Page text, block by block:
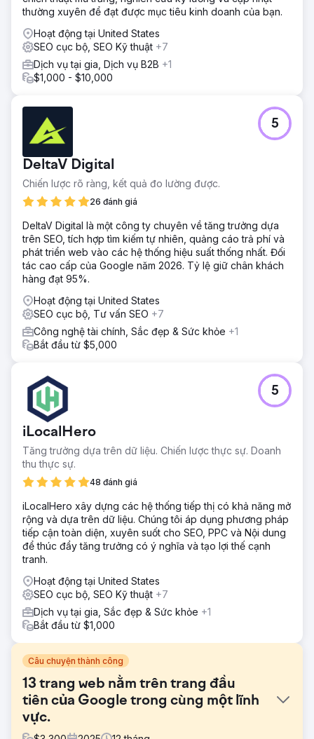
thường xuyên để đạt được mục tiêu kinh doanh của bạn.
Hoạt động tại United States
SEO cục bộ, SEO Kỹ thuật +7
Dịch vụ tại gia, Dịch vụ B2B +1
$1,000 - $10,000
DeltaV Digital
Chiến lược rõ ràng, kết quả đo lường được.
26 đánh giá
5
DeltaV Digital là một công ty chuyên về tăng trưởng dựa
trên SEO, tích hợp tìm kiếm tự nhiên, quảng cáo trả phí và
phát triển web vào các hệ thống hiệu suất thống nhất. Đối
tác cao cấp của Google năm 2026. Tỷ lệ giữ chân khách
hàng đạt 95%.
Hoạt động tại United States
SEO cục bộ, Tư vấn SEO +7
Công nghệ tài chính, Sắc đẹp & Sức khỏe +1
Bắt đầu từ $5,000
iLocalHero
Tăng trưởng dựa trên dữ liệu. Chiến lược thực sự. Doanh
thu thực sự.
48 đánh giá
5
iLocalHero xây dựng các hệ thống tiếp thị có khả năng mở
rộng và dựa trên dữ liệu. Chúng tôi áp dụng phương pháp
tiếp cận toàn diện, xuyên suốt cho SEO, PPC và Nội dung
để thúc đẩy tăng trưởng có ý nghĩa và tạo lợi thế cạnh
tranh.
Hoạt động tại United States
SEO cục bộ, SEO Kỹ thuật +7
Dịch vụ tại gia, Sắc đẹp & Sức khỏe +1
Bắt đầu từ $1,000
Câu chuyện thành công
13 trang web nằm trên trang đầu
tiên của Google trong cùng một lĩnh
vực.